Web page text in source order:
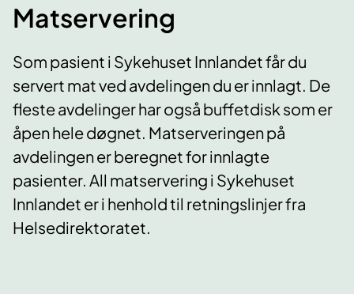
Matservering
Som pasient i Sykehuset Innlandet får du
servert mat ved avdelingen du er innlagt. De
fleste avdelinger har også buffetdisk som er
åpen hele døgnet. Matserveringen på
avdelingen er beregnet for innlagte
pasienter. All matservering i Sykehuset
Innlandet er i henhold til retningslinjer fra
Helsedirektoratet.